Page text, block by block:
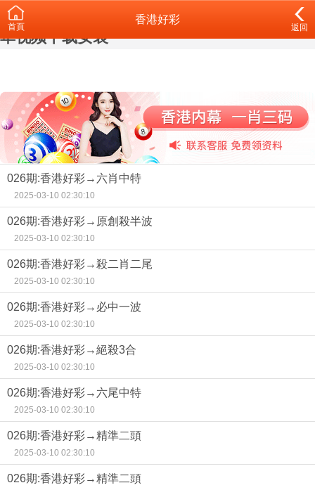
青青草黄色,青青草短视频,青青草污APP,青青
草视频下载安装
首頁
香港好彩
返回
026期:香港好彩→六肖中特
2025-03-10 02:30:10
026期:香港好彩→原創殺半波
2025-03-10 02:30:10
026期:香港好彩→殺二肖二尾
2025-03-10 02:30:10
026期:香港好彩→必中一波
2025-03-10 02:30:10
026期:香港好彩→絕殺3合
2025-03-10 02:30:10
026期:香港好彩→六尾中特
2025-03-10 02:30:10
026期:香港好彩→精準二頭
2025-03-10 02:30:10
026期:香港好彩→精準二頭